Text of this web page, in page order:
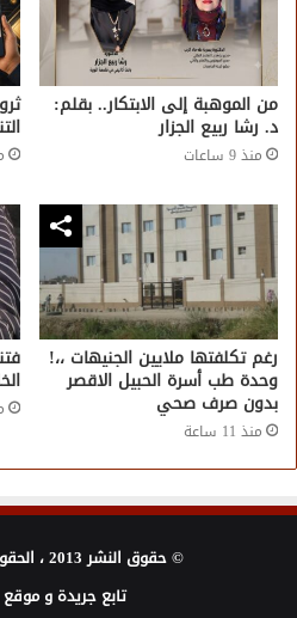
من الموهبة إلى الابتكار.. بقلم:
د. رشا ربيع الجزار
منذ 9 ساعات
رغم تكلفتها ملايين الجنيهات ،،!
وحدة طب أسرة الحبيل الاقصر
بدون صرف صحي
منذ 11 ساعة
© حقوق النشر 2013 ، الحقوق محفوظة |
تابع جريدة و